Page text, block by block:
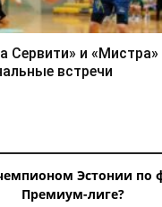
Сервити» и «Мистра»
встречи
Эстонии по
Премиум-лиге?